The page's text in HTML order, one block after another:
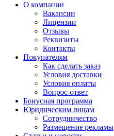
О компании
Вакансии
Лицензии
Отзывы
Реквизиты
Контакты
Покупателям
Как сделать заказ
Условия доставки
Условия оплаты
Вопрос-ответ
Бонусная программа
Юридическим лицам
Сотрудничество
Размещение рекламы